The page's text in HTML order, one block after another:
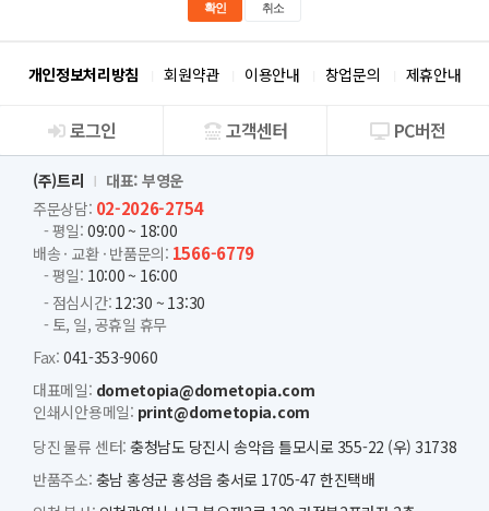
확인 취소
개인정보처리방침 회원약관 이용안내 창업문의 제휴안내
회사소개
로그인 고객센터 PC버전
(주)트리
대표: 부영운
주문상담: 02-2026-2754
- 평일: 09:00 ~ 18:00
배송 · 교환 · 반품문의: 1566-6779
- 평일: 10:00 ~ 16:00
- 점심시간: 12:30 ~ 13:30
- 토, 일, 공휴일 휴무
Fax: 041-353-9060
대표메일: dometopia@dometopia.com
인쇄시안용메일: print@dometopia.com
당진 물류 센터: 충청남도 당진시 송악읍 틀모시로 355-22 (우) 31738
반품주소: 충남 홍성군 홍성읍 충서로 1705-47 한진택배